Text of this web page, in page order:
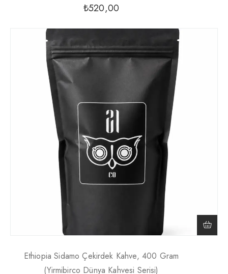
₺520,00
Ethiopia Sidamo Çekirdek Kahve, 400 Gram
(Yirmibirco Dünya Kahvesi Serisi)